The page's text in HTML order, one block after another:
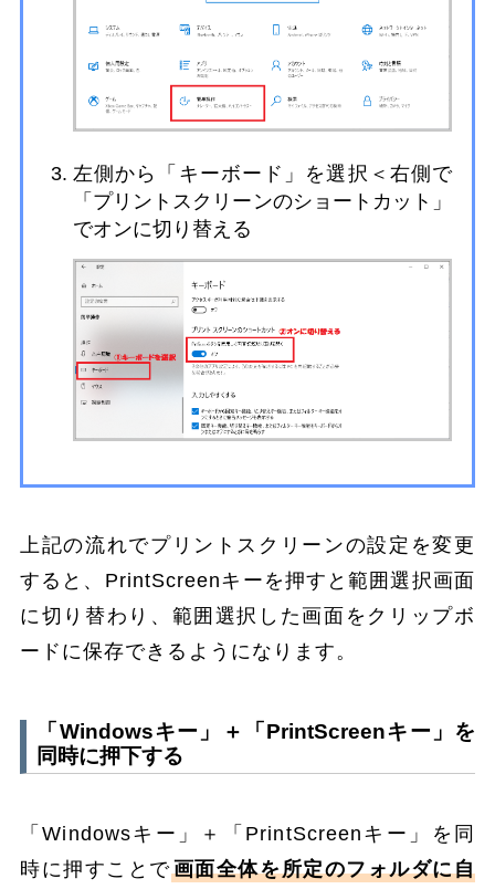
左側から「キーボード」を選択＜右側で
「プリントスクリーンのショートカット」
でオンに切り替える
上記の流れでプリントスクリーンの設定を変更
すると、PrintScreenキーを押すと範囲選択画面
に切り替わり、範囲選択した画面をクリップボ
ードに保存できるようになります。
「Windowsキー」＋「PrintScreenキー」を
同時に押下する
「Windowsキー」＋「PrintScreenキー」を同
時に押すことで画面全体を所定のフォルダに自